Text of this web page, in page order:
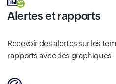
Alertes et rapports
Recevoir des alertes sur les
rapports avec des graphiques